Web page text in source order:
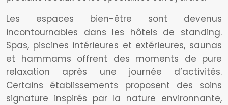
Les espaces bien-être sont devenus
incontournables dans les hôtels de standing.
Spas, piscines intérieures et extérieures, saunas
et hammams offrent des moments de pure
relaxation après une journée d’activités.
Certains établissements proposent des soins
signature inspirés par la nature environnante,